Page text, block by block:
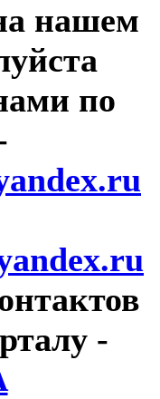
нашем
по
-